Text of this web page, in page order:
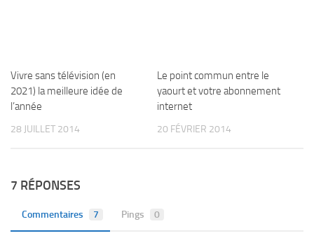
Vivre sans télévision (en
2021) la meilleure idée de
l’année
28 JUILLET 2014
Le point commun entre le
yaourt et votre abonnement
internet
20 FÉVRIER 2014
7 RÉPONSES
Commentaires 7 Pings 0